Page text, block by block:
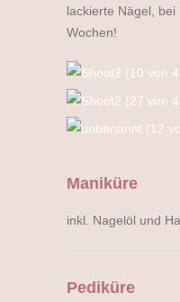
lackierte Nägel,
Wochen!
Maniküre
inkl. Nagelöl und
Pediküre